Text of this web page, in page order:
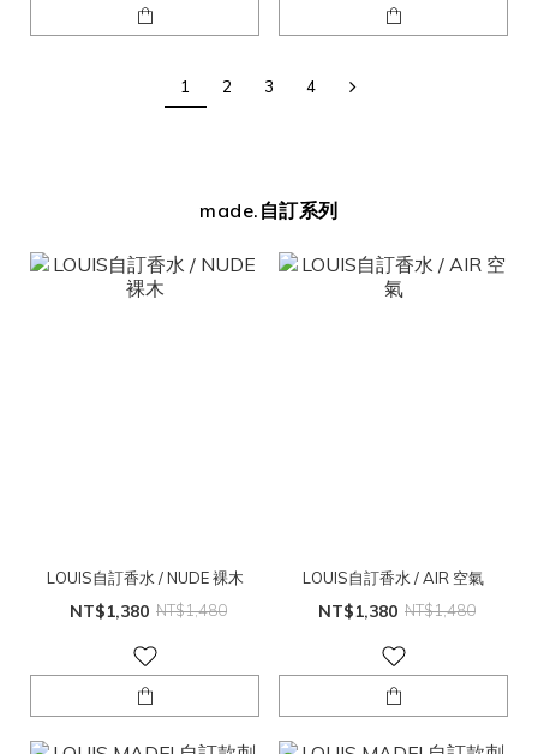
1 2 3 4
made.自訂系列
LOUIS自訂香水 / NUDE 裸木
NT$1,380 NT$1,480
LOUIS自訂香水 / AIR 空氣
NT$1,380 NT$1,480